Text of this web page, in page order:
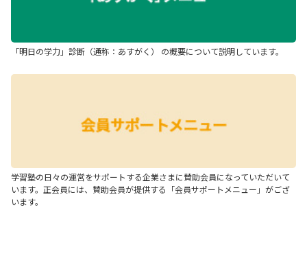
「明日の学力」診断（通称：あすがく） の概要について説明しています。
学習塾の日々の運営をサポートする企業さまに賛助会員になっていただいて
います。正会員には、賛助会員が提供する「会員サポートメニュー」がござ
います。